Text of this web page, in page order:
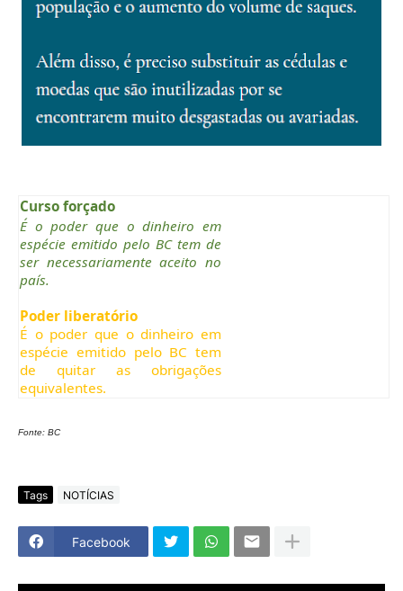
Curso forçado
É o poder que o dinheiro em
espécie emitido pelo BC tem de
ser necessariamente aceito no
país.
Poder liberatório
É o poder que o dinheiro em
espécie emitido pelo BC tem
de quitar as obrigações
equivalentes.
Fonte: BC
Tags NOTÍCIAS
Facebook